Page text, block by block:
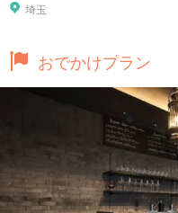
埼玉
おでかけプラン